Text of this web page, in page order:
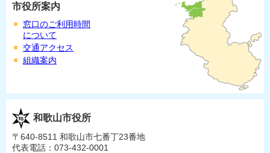
市役所案内
窓口のご利用時間
について
交通アクセス
組織案内
和歌山市役所
〒640-8511 和歌山市七番丁23番地
代表電話：073-432-0001